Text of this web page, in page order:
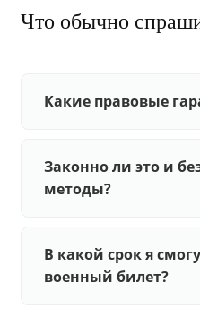
Что обычно
Какие правовые
Законно ли это и
методы?
В какой срок я
военный билет?